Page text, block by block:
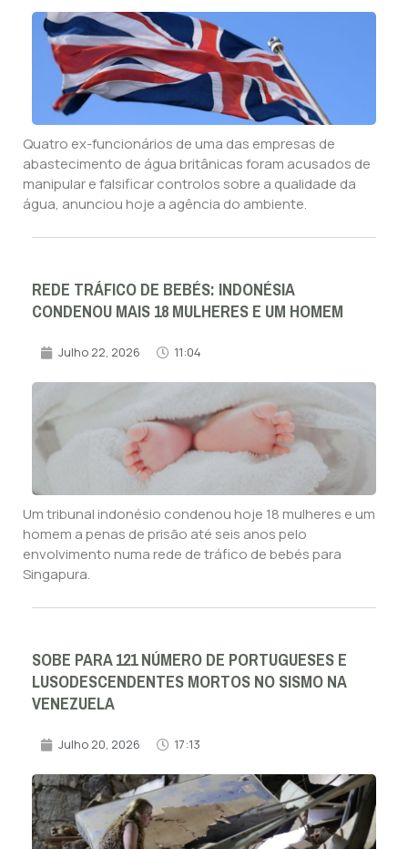
Quatro ex-funcionários de uma das empresas de
abastecimento de água britânicas foram acusados de
manipular e falsificar controlos sobre a qualidade da
água, anunciou hoje a agência do ambiente.
REDE TRÁFICO DE BEBÉS: INDONÉSIA
CONDENOU MAIS 18 MULHERES E UM HOMEM
Julho 22, 2026 11:04
Um tribunal indonésio condenou hoje 18 mulheres e um
homem a penas de prisão até seis anos pelo
envolvimento numa rede de tráfico de bebés para
Singapura.
SOBE PARA 121 NÚMERO DE PORTUGUESES E
LUSODESCENDENTES MORTOS NO SISMO NA
VENEZUELA
Julho 20, 2026 17:13